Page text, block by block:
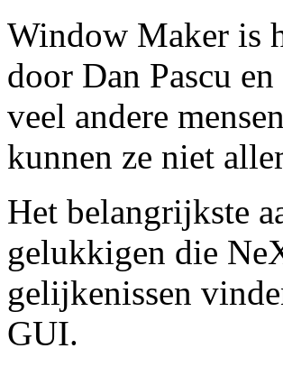
Window Maker is
door Dan Pascu
veel andere
kunnen ze niet
Het belangrijkste
gelukkigen die
gelijkenissen
GUI.